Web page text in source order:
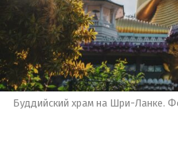
Буддийский храм на Шри-Ланке.